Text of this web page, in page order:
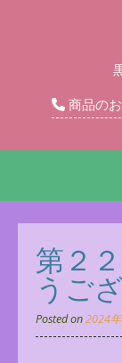
商品の
第２
うご
Posted on2024